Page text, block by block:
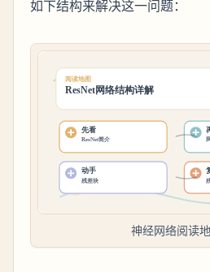
如下结构来解决这一问题：
神经网络阅读